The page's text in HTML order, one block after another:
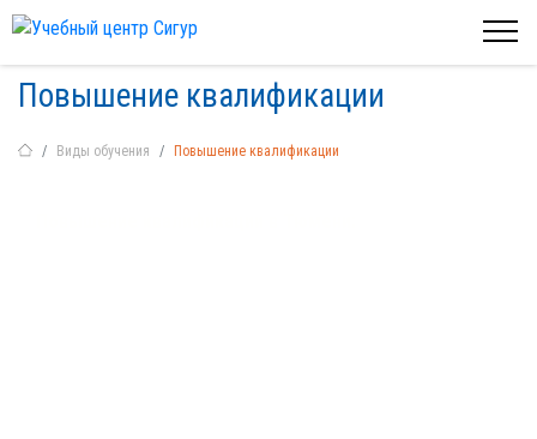
Повышение квалификации
Виды обучения Повышение квалификации